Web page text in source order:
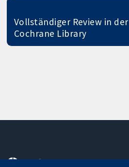
Vollständiger Review in der
Cochrane Library